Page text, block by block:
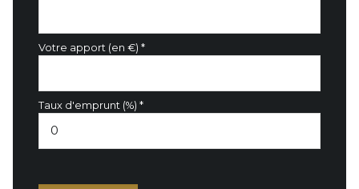
Votre apport (en €) *
Taux d'emprunt (%) *